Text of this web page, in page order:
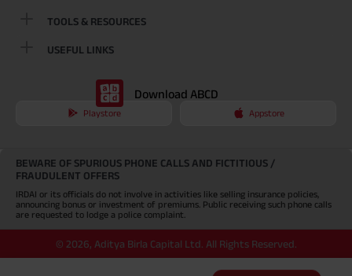
TOOLS & RESOURCES
USEFUL LINKS
Download ABCD
Playstore Appstore
BEWARE OF SPURIOUS PHONE CALLS AND FICTITIOUS /
FRAUDULENT OFFERS
IRDAI or its officials do not involve in activities like selling insurance policies,
announcing bonus or investment of premiums. Public receiving such phone calls
are requested to lodge a police complaint.
© 2026, Aditya Birla Capital Ltd. All Rights Reserved.